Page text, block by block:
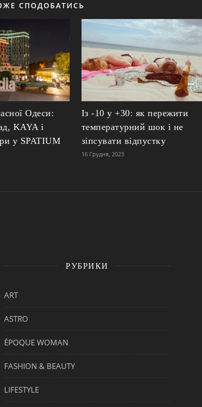
СПОДОБАТИСЬ
Одеси:
KAYA і
у SPATIUM
Із -10 у +30: як пережити
температурний шок і не
зіпсувати відпустку
16 Грудня, 2023
РУБРИКИ
ART
ASTRO
ÉPOQUE WOMAN
FASHION & BEAUTY
LIFESTYLE